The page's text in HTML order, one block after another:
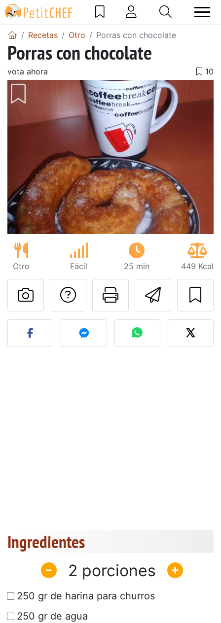
Recetas Otro Porras con chocolate
Porras con chocolate
vota ahora
Otro Fácil 25 min 449 Kcal
Imprimir
Preguntar al autor
Publicar la foto de esta
Ingredientes
2
250 gr de harina para churros
250 gr de agua